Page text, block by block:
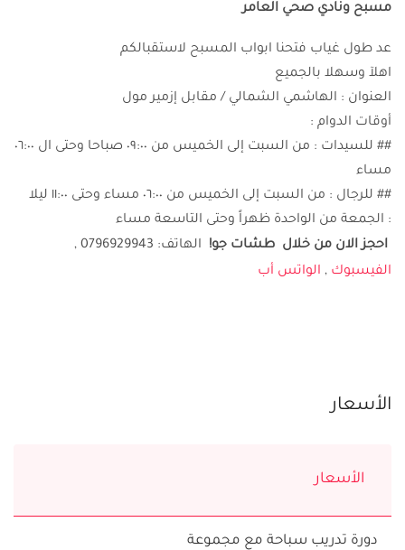
مسبح ونادي صحي العامر
عد طول غياب فتحنا ابواب المسبح لاستقبالكم
اهلآ وسهلا بالجميع
العنوان : الهاشمي الشمالي / مقابل إزمير مول
أوقات الدوام :
## للسيدات : من السبت إلى الخميس من ٠٩:٠٠ صباحا وحتى ال ٠٦:٠٠
مساء
## للرجال : من السبت إلى الخميس من ٠٦:٠٠ مساء وحتى ١١:٠٠ ليلا
: الجمعة من الواحدة ظهراً وحتى التاسعة مساء
احجز الان من خلال طشات جو! الهاتف: 0796929943 ,
الفيسبوك , الواتس أب
الأسعار
الأسعار
دورة تدريب سباحة مع مجموعة